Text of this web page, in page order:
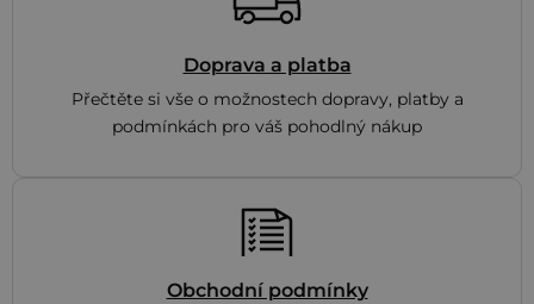
Doprava a platba
Přečtěte si vše o možnostech dopravy, platby a
podmínkách pro váš pohodlný nákup
Obchodní podmínky